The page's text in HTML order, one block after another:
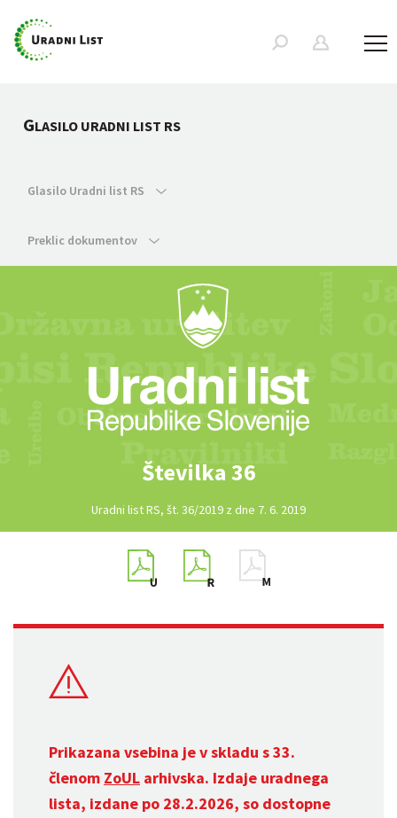
GLASILO URADNI LIST RS
Glasilo Uradni list RS
Preklic dokumentov
Številka 36
Uradni list RS, št. 36/2019 z dne 7. 6. 2019
Prikazana vsebina je v skladu s 33.
členom ZoUL arhivska. Izdaje uradnega
lista, izdane po 28.2.2026, so dostopne